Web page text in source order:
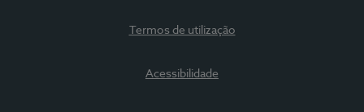
Termos de utilização
Acessibilidade